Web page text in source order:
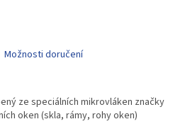
Možnosti doručení
ze speciálních mikrovláken značky
oken (skla, rámy, rohy oken)